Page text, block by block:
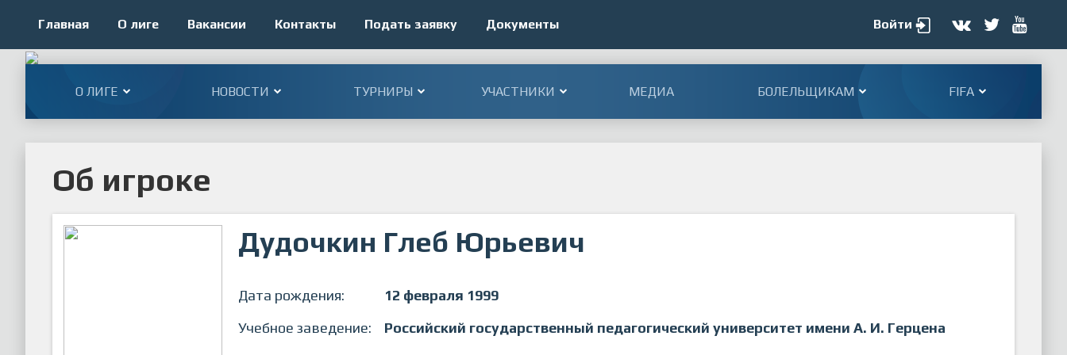
Главная О лиге Вакансии Контакты Подать заявку Документы Войти
О ЛИГЕ НОВОСТИ ТУРНИРЫ УЧАСТНИКИ МЕДИА БОЛЕЛЬЩИКАМ FIFA
Об игроке
Дудочкин Глеб Юрьевич
Дата рождения:
12 февраля 1999
Учебное заведение:
Российский государственный педагогический университет имени А. И. Герцена